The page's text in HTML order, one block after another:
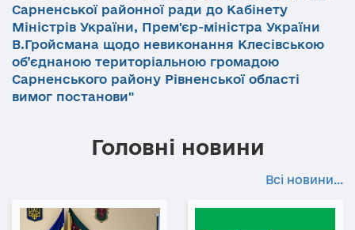
Сарненської районної ради до Кабінету
Міністрів України, Прем'єр-міністра України
В.Гройсмана щодо невиконання Клесівською
об’єднаною територіальною громадою
Сарненського району Рівненської області
вимог постанови"
Головні новини
Всі новини...